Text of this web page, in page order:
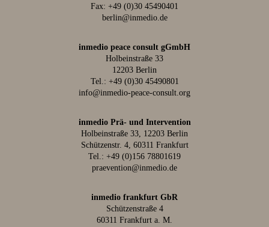
Fax: +49 (0)30 45490401
berlin@inmedio.de
inmedio peace consult gGmbH
Holbeinstraße 33
12203 Berlin
Tel.: +49 (0)30 45490801
info@inmedio-peace-consult.org
inmedio Prä- und Intervention
Holbeinstraße 33, 12203 Berlin
Schützenstr. 4, 60311 Frankfurt
Tel.: +49 (0)156 78801619
praevention@inmedio.de
inmedio frankfurt GbR
Schützenstraße 4
60311 Frankfurt a. M.